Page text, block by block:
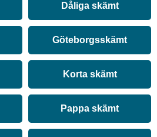
Dåliga skämt
Göteborgsskämt
Korta skämt
Pappa skämt